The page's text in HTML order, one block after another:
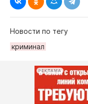
Новости по тегу
криминал
РЕКЛАМА